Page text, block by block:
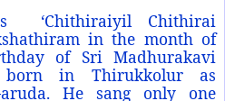
‘Chithiraiyil Chithirai
in the month of
of Sri Madhurakavi
in Thirukkolur as
He sang only one